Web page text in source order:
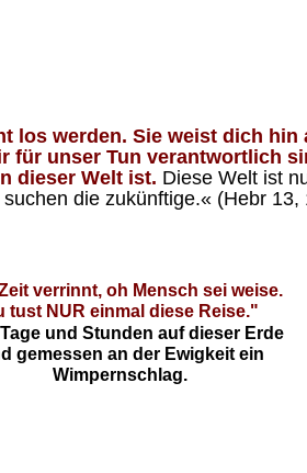
los werden. Sie weist dich hin
für unser Tun verantwortlich
dieser Welt ist. Diese Welt ist
die zukünftige.« (Hebr 13,
verrinnt, oh Mensch sei weise.
tust NUR einmal diese Reise."
und Stunden auf dieser Erde
gemessen an der Ewigkeit ein
Wimpernschlag.